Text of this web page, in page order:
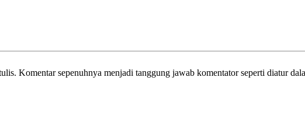
Komentar sepenuhnya menjadi tanggung jawab komentator seperti diatur